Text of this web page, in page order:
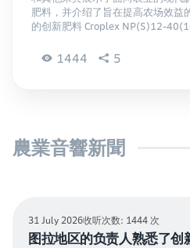
肥料，并介绍了旨在提高农场效益
的创新肥料 Croplex NP(S)12-
司。公司参加这一活动是他们农学
1444 5
農業音響新聞
31 July 2026收听次数: 1444 次
图拉地区的负责人熟悉了创